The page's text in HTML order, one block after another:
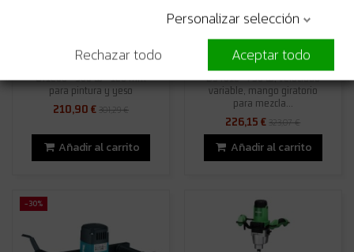
UT1200 - 960 W - 120 mm
para pintura y yeso
210,90 €301,29 €
Añadir al carrito
Disponible bajo pedido
Taladro batidor Makita
DS4012 - 750 W, velocidad
variable, mango giratorio
para mezcla...
226,15 € 323,07 €
Añadir al carrito
-30%
Personalizar selección
Rechazar todo
Aceptar todo